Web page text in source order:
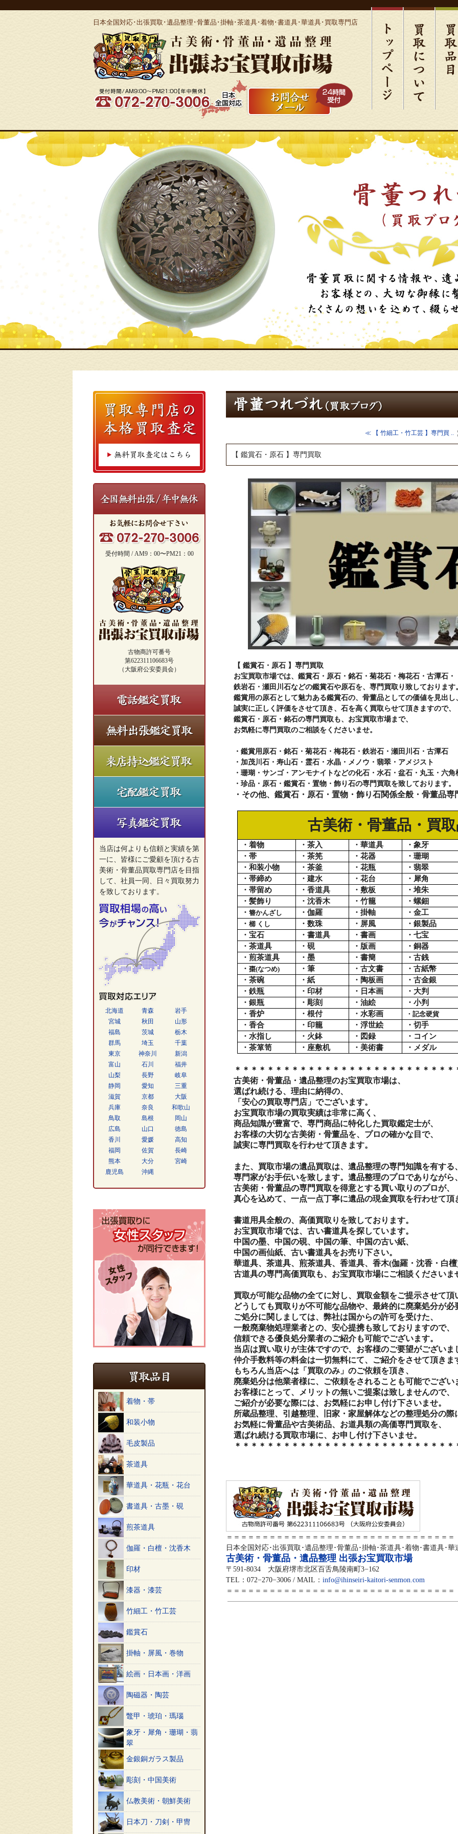
日本全国対応･出張買取･遺品整理･骨董品･掛軸･茶道具･着物･書道具･華道具･買取専門店
受付時間 / AM9：00〜PM21：00
古物商許可番号
第622311106683号
（大阪府公安委員会）
当店は何よりも信頼と実績を第
一に、皆様にご愛顧を頂ける古
美術・骨董品買取専門店を目指
して、社員一同、日々買取努力
を致しております。
北海道 青森
岩手
宮城
秋田
山形
福島
茨城
栃木
群馬
埼玉
千葉
東京
神奈川
新潟
富山
石川
福井
山梨
長野
岐阜
静岡
愛知
三重
滋賀
京都
大阪
兵庫
奈良
和歌山
鳥取
島根
岡山
広島
山口
徳島
香川
愛媛
高知
福岡
佐賀
長崎
熊本
大分
宮崎
鹿児島
沖縄
着物・帯
和装小物
毛皮製品
茶道具
華道具・花瓶・花台
書道具・古墨・硯
煎茶道具
伽羅・白檀・沈香木
印材
漆器・漆芸
竹細工・竹工芸
鑑賞石
掛軸・屏風・巻物
絵画・日本画・洋画
陶磁器・陶芸
鼈甲・琥珀・瑪瑙
象牙・犀角・珊瑚・翡
翠
金銀銅ガラス製品
彫刻・中国美術
仏教美術・朝鮮美術
日本刀・刀剣・甲冑
≪ 【 竹細工・竹工芸 】専門買 ..
【 鑑賞石・原石 】専門買取
【 鑑賞石・原石 】専門買取
お宝買取市場では、鑑賞石・原石・銘石・菊花石・梅花石・古潭石・
鉄岩石・瀬田川石などの鑑賞石や原石を、専門買取り致しております
鑑賞用の原石として魅力ある鑑賞石の、骨董品としての価値を見出し
誠実に正しく評価をさせて頂き、石を高く買取らせて頂きますので、
鑑賞石・原石・銘石の専門買取も、お宝買取市場まで、
お気軽に専門買取のご相談をくださいませ。
・鑑賞用原石・銘石・菊花石・梅花石・鉄岩石・瀬田川石・古潭石
・加茂川石・寿山石・霊石・水晶・メノウ・翡翠・アメジスト
・珊瑚・サンゴ・アンモナイトなどの化石・水石・盆石・丸玉・六角
・珍品・原石・鑑賞石・置物・飾り石の専門買取を致しております。
・その他、鑑賞石・原石・置物・飾り石関係全般・骨董品専
古美術・骨董品・買
・着物 ・茶入 ・華道具
・象牙
・帯
・茶筅 ・花器
・珊瑚
・和装小物
・茶釜 ・花瓶
・翡翠
・帯締め
・建水 ・花台
・犀角
・帯留め
・香道具 ・敷板
・堆朱
・髪飾り
・沈香木 ・竹籠
・螺鈿
・簪かんざし ・伽羅 ・掛軸
・金工
・櫛 くし ・数珠 ・屏風
・銀製品
・宝石
・書道具 ・書画
・七宝
・茶道具
・硯 ・版画
・銅器
・煎茶道具
・墨 ・書簡
・古銭
・棗(なつめ) ・筆 ・古文書
・古紙幣
・茶碗
・紙 ・陶板画
・古金銀
・鉄瓶
・印材 ・日本画
・大判
・銀瓶
・彫刻 ・油絵
・小判
・香炉
・根付 ・水彩画 ・記念硬貨
・香合 ・印籠 ・浮世絵
・切手
・水指し
・火鉢 ・図録
・コイン
・茶箪笥
・座敷机 ・美術書 ・メダル
＊＊＊＊＊＊＊＊＊＊＊＊＊＊＊＊＊＊＊＊＊＊＊＊＊＊＊
古美術・骨董品・遺品整理のお宝買取市場は、
選ばれ続ける、理由に納得の、
「安心の買取専門店」でございます。
お宝買取市場の買取実績は非常に高く、
商品知識が豊富で、専門商品に特化した買取鑑定士が、
お客様の大切な古美術・骨董品を、プロの確かな目で、
誠実に専門買取を行わせて頂きます。
また、買取市場の遺品買取は、遺品整理の専門知識を有する
専門家がお手伝いを致します。遺品整理のプロでありながら
古美術・骨董品の専門買取を得意とする買い取りのプロが、
真心を込めて、一点一点丁寧に遺品の現金買取を行わせて頂
書道用具全般の、高価買取りを致しております。
お宝買取市場では、古い書道具を探しています。
中国の墨、中国の硯、中国の筆、中国の古い紙、
中国の画仙紙、古い書道具をお売り下さい。
華道具、茶道具、煎茶道具、香道具、香木(伽羅・沈香・白
古道具の専門高価買取も、お宝買取市場にご相談くださいま
買取が可能な品物の全てに対し、買取金額をご提示させて頂
どうしても買取りが不可能な品物や、最終的に廃棄処分が必
ご処分に関しましては、弊社は国からの許可を受けた、
一般廃棄物処理業者との、安心提携も致しておりますので、
信頼できる優良処分業者のご紹介も可能でございます。
当店は買い取りが主体ですので、お客様のご要望がございま
仲介手数料等の料金は一切無料にて、ご紹介をさせて頂きま
もちろん当店へは「買取のみ」のご依頼を頂き、
廃棄処分は他業者様に、ご依頼をされることも可能でござい
お客様にとって、メリットの無いご提案は致しませんので、
ご紹介が必要な際には、お気軽にお申し付け下さいませ。
所蔵品整理、引越整理、旧家・家屋解体などの整理処分の際
お気軽に骨董品や古美術品、お道具類の高価専門買取を、
選ばれ続ける買取市場に、お申し付け下さいませ。
＊＊＊＊＊＊＊＊＊＊＊＊＊＊＊＊＊＊＊＊＊＊＊＊＊＊＊
＝＝＝＝＝＝＝＝＝＝＝＝＝＝＝＝＝＝＝＝＝＝＝＝＝＝＝＝＝＝＝＝
日本全国対応･出張買取･遺品整理･骨董品･掛軸･茶道具･着物･書道具･華
古美術・骨董品・遺品整理 出張お宝買取市場
〒591-8034 大阪府堺市北区百舌鳥陵南町3−162
TEL：072−270−3006 / MAIL： info@ihinseiri-kaitori-senmon.com
＝＝＝＝＝＝＝＝＝＝＝＝＝＝＝＝＝＝＝＝＝＝＝＝＝＝＝＝＝＝＝＝